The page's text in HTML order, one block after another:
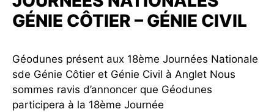
GÉNIE CÔTIER – GÉNIE CIVIL
Géodunes présent aux 18ème Journées Nationale
sde Génie Côtier et Génie Civil à Anglet Nous
sommes ravis d’annoncer que Géodunes
participera à la 18ème Journée